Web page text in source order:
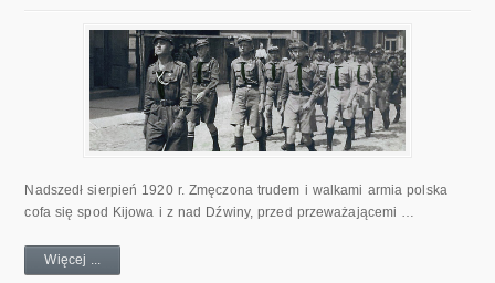
Nadszedł sierpień 1920 r. Zmęczona trudem i walkami armia polska
cofa się spod Kijowa i z nad Dźwiny, przed przeważającemi …
Więcej ...